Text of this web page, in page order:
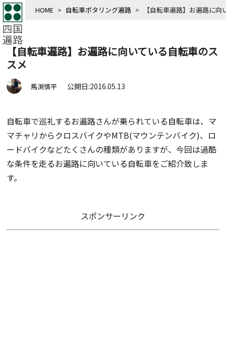
HOME > 自転車ポタリング遍路 > 【自転車遍路】お遍路に
【自転車遍路】お遍路に向いている自転車のス
スメ
馬渕慎平 公開日:2016.05.13
自転車で巡礼するお遍路さんが乗られている自転車は、マ
マチャリからクロスバイクやMTB(マウンテンバイク)、ロ
ードバイクなどたくさんの種類がありますが、今回は過酷
な条件を走るお遍路に向いている自転車をご紹介致しま
す。
スポンサーリンク